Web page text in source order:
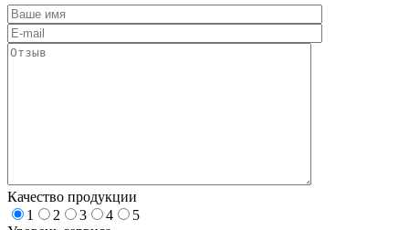
Качество продукции
1
2 3 4
5